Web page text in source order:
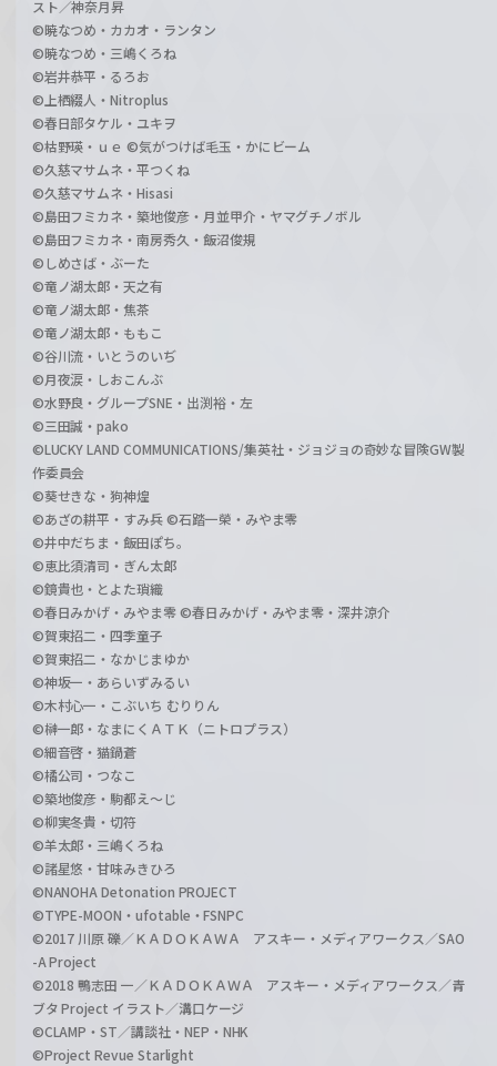
スト／神奈月昇
©暁なつめ・カカオ・ランタン
©暁なつめ・三嶋くろね
©岩井恭平・るろお
©上栖綴人・Nitroplus
©春日部タケル・ユキヲ
©枯野瑛・ｕｅ ©気がつけば毛玉・かにビーム
©久慈マサムネ・平つくね
©久慈マサムネ・Hisasi
©島田フミカネ・築地俊彦・月並甲介・ヤマグチノボル
©島田フミカネ・南房秀久・飯沼俊規
©しめさば・ぶーた
©竜ノ湖太郎・天之有
©竜ノ湖太郎・焦茶
©竜ノ湖太郎・ももこ
©谷川流・いとうのいぢ
©月夜涙・しおこんぶ
©水野良・グループSNE・出渕裕・左
©三田誠・pako
©LUCKY LAND COMMUNICATIONS/集英社・ジョジョの奇妙な冒険GW製
作委員会
©葵せきな・狗神煌
©あざの耕平・すみ兵 ©石踏一榮・みやま零
©井中だちま・飯田ぽち。
©恵比須清司・ぎん太郎
©鏡貴也・とよた瑣織
©春日みかげ・みやま零 ©春日みかげ・みやま零・深井涼介
©賀東招二・四季童子
©賀東招二・なかじまゆか
©神坂一・あらいずみるい
©木村心一・こぶいち むりりん
©榊一郎・なまにくＡＴＫ（ニトロプラス）
©細音啓・猫鍋蒼
©橘公司・つなこ
©築地俊彦・駒都え～じ
©柳実冬貴・切符
©羊太郎・三嶋くろね
©諸星悠・甘味みきひろ
©NANOHA Detonation PROJECT
©TYPE-MOON・ufotable・FSNPC
©2017 川原 礫／ＫＡＤＯＫＡＷＡ アスキー・メディアワークス／SAO
-A Project
©2018 鴨志田 一／ＫＡＤＯＫＡＷＡ アスキー・メディアワークス／青
ブタ Project イラスト／溝口ケージ
©CLAMP・ST／講談社・NEP・NHK
©Project Revue Starlight